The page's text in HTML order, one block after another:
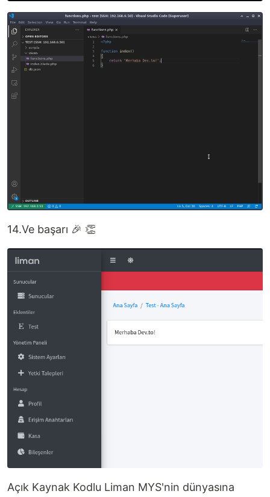
14.Ve başarı 🎉 👏
Açık Kaynak Kodlu Liman MYS'nin dünyasına